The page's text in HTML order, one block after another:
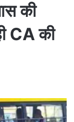
की
CA की